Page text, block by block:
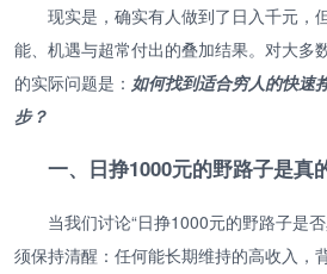
现实是，确实有人做到了日入千元，
能、机遇与超常付出的叠加结果。对大多
的实际问题是： 如何找到适合穷人的快速
步？
一、日挣1000元的野路子是真
当我们讨论“日挣1000元的野路子是
须保持清醒：任何能长期维持的高收入，